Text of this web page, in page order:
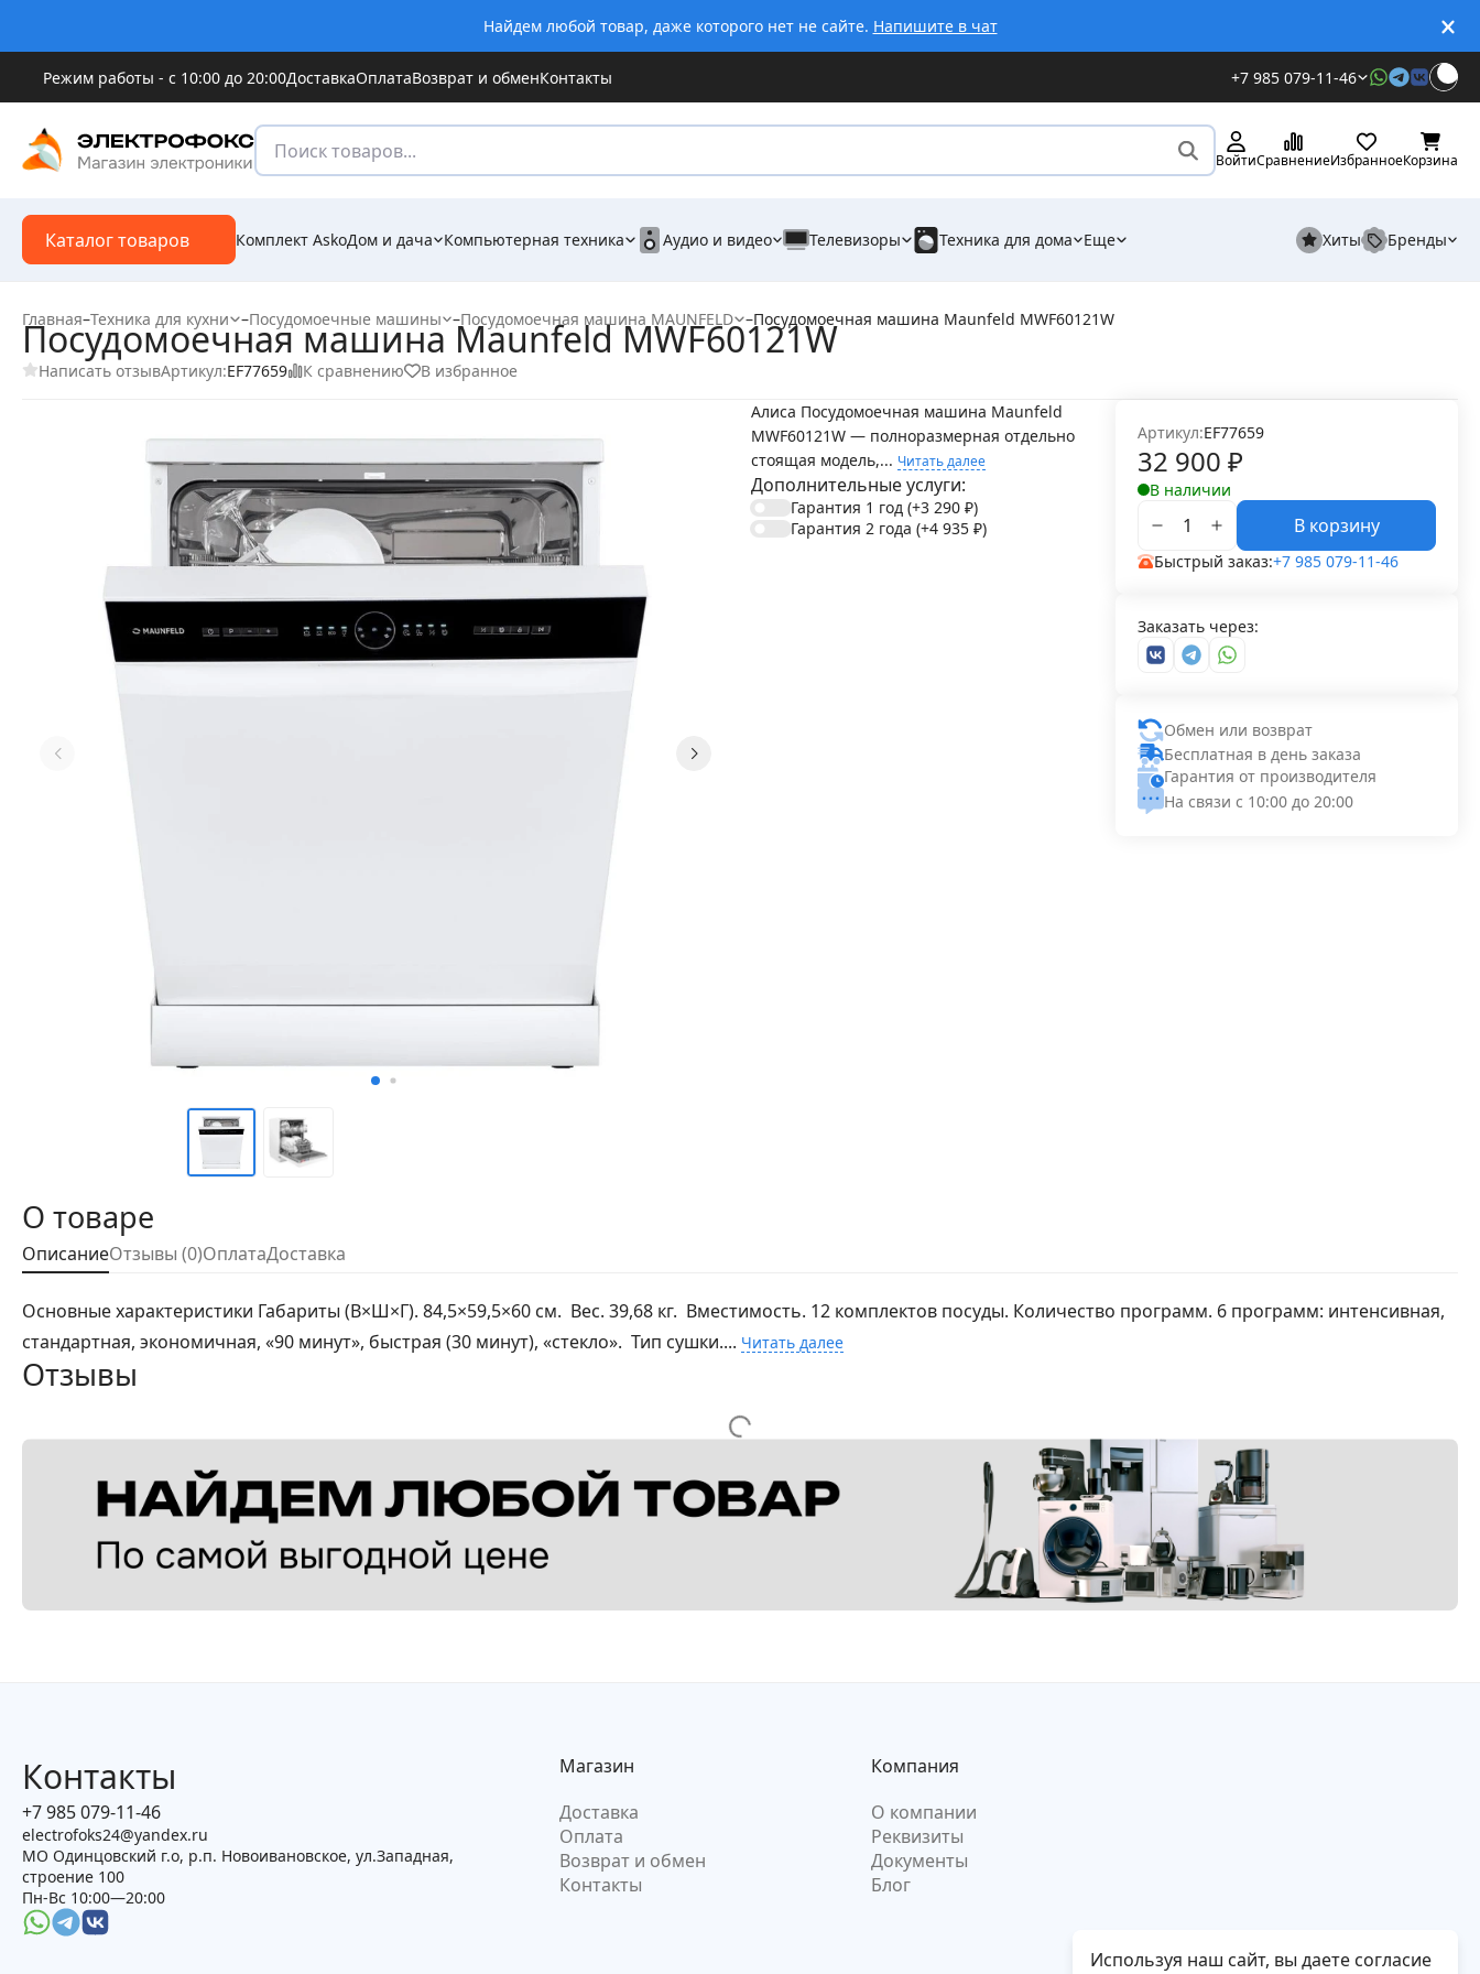
Найдем любой товар, даже которого нет не сайте. Напишите в чат
Режим работы - с 10:00 до 20:00ДоставкаОплатаВозврат и обменКонтакты +7 985 079-11-46
ВойтиСравнениеИзбранноеКорзина
Каталог товаров Комплект AskoДом и дача Компьютерная техника Аудио и видео Телевизоры Техника для дома Еще Хиты Бренды
Главная–Техника для кухни –Посудомоечные машины –Посудомоечная машина MAUNFELD –Посудомоечная машина Maunfeld MWF60121W
Посудомоечная машина Maunfeld MWF60121W
Написать отзывАртикул:EF77659 К сравнению
В избранное
Алиса Посудомоечная машина Maunfeld
MWF60121W — полноразмерная отдельно
стоящая модель,... Читать далее
Дополнительные услуги:
Гарантия 1 год (+3 290 ₽)
Гарантия 2 года (+4 935 ₽)
Артикул:EF77659
32 900 ₽
В наличии
В корзину
Быстрый заказ:+7 985 079-11-46
Заказать через:
Обмен или возврат
Бесплатная в день заказа
Гарантия от производителя
На связи с 10:00 до 20:00
О товаре
ОписаниеОтзывы (0)ОплатаДоставка
Основные характеристики Габариты (В×Ш×Г). 84,5×59,5×60 см. Вес. 39,68 кг. Вместимость. 12 комплектов посуды. Количество программ. 6 программ: интенсивная,
стандартная, экономичная, «90 минут», быстрая (30 минут), «стекло». Тип сушки.... Читать далее
Отзывы
Контакты
+7 985 079-11-46
electrofoks24@yandex.ru
МО Одинцовский г.о, р.п. Новоивановское, ул.Западная,
строение 100
Пн-Вс 10:00—20:00
Магазин
Доставка
Оплата
Возврат и обмен
Контакты
Компания
О компании
Реквизиты
Документы
Блог
Используя наш сайт, вы даете согласие